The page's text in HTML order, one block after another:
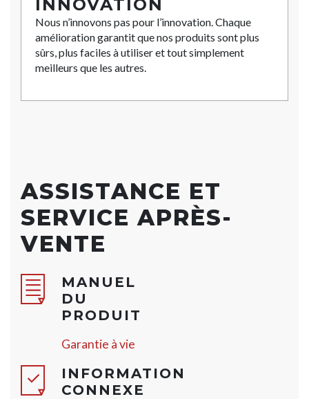
INNOVATION
Nous n’innovons pas pour l’innovation. Chaque
amélioration garantit que nos produits sont plus
sûrs, plus faciles à utiliser et tout simplement
meilleurs que les autres.
ASSISTANCE ET
SERVICE APRÈS-
VENTE
MANUEL
DU
PRODUIT
Garantie à vie
INFORMATION
CONNEXE